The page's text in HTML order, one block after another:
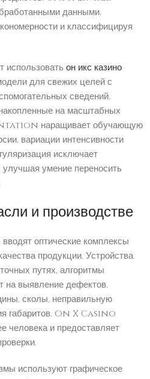
данными,
и классифицируя
он икс казино
для свежих целей с
сведений.
на масштабных
наращивает обучающую
вариации интенсивности
исключает
улучшая умение переносить
и производстве
оптические комплексы
продукции. Устройства
путях, алгоритмы
на выявление дефектов.
сколы, неправильную
габаритов. On X Casino
человека и предоставляет
используют графическое